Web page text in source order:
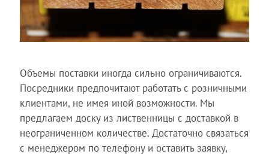
Объемы поставки иногда сильно ограничиваются.
Посредники предпочитают работать с розничными
клиентами, не имея иной возможности. Мы
предлагаем доску из лиственницы с доставкой в
неограниченном количестве. Достаточно связаться
с менеджером по телефону и оставить заявку,